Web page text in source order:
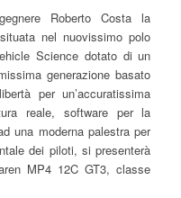
Roberto Costa la
nel nuovissimo polo
Science dotato di un
generazione basato
per un’accuratissima
reale, software per la
una moderna palestra per
dei piloti, si presenterà
MP4 12C GT3, classe